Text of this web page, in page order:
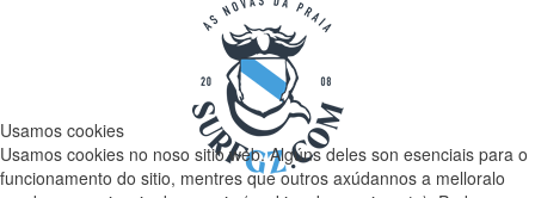
Usamos cookies
Usamos cookies no noso sitio web. Algúns deles son esenciais para o
funcionamento do sitio, mentres que outros axúdannos a melloralo